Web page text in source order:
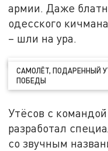
армии. Даже
одесского
– шли на ура.
САМОЛЁТ, ПОДАРЕННЫЙ
ПОБЕДЫ
Утёсов с
разработал
со звучным